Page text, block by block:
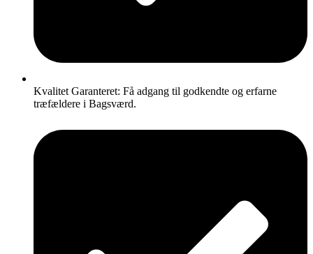
Kvalitet Garanteret: Få adgang til godkendte og erfarne
træfældere i Bagsværd.